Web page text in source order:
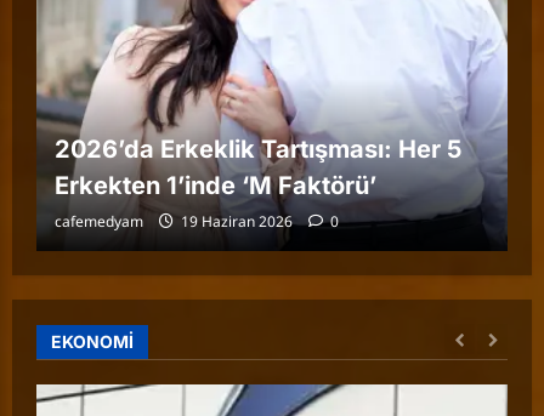
2026’da Erkeklik Tartışması: Her 5
Erkekten 1’inde ‘M Faktörü’
cafemedyam 19 Haziran 2026 0
EKONOMİ